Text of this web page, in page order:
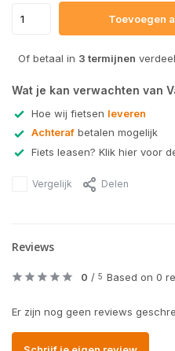
Toevoegen
Of betaal in 3 termijnen
Wat je kan verwachten van
Hoe wij fietsen leveren
Achteraf betalen mogelijk
Fiets leasen? Klik hier voor
Vergelijk Delen
Reviews
0 / 5 Based on 0
Er zijn nog geen reviews